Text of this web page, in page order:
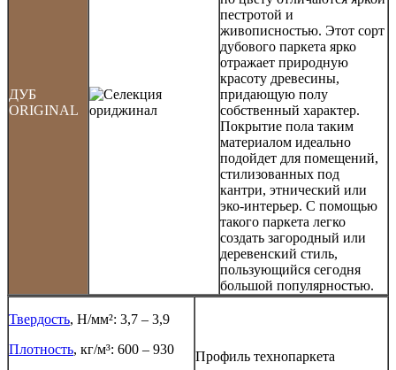
ДУБ
ORIGINAL
пестротой и
живописностью. Этот сорт
дубового паркета ярко
отражает природную
красоту древесины,
придающую полу
собственный характер.
Покрытие пола таким
материалом идеально
подойдет для помещений,
стилизованных под
кантри, этнический или
эко-интерьер. С помощью
такого паркета легко
создать загородный или
деревенский стиль,
пользующийся сегодня
большой популярностью.
Твердость, Н/мм²: 3,7 – 3,9
Плотность, кг/м³: 600 – 930
Профиль технопаркета